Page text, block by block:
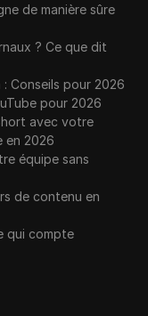
de manière sûre
? Ce que dit
Conseils pour 2026
pour 2026
avec votre
en 2026
équipe sans
de contenu en
qui compte